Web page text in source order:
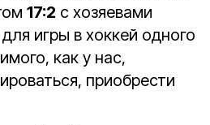
17:2 с хозяевами
игры в хоккей одного
как у нас,
приобрести